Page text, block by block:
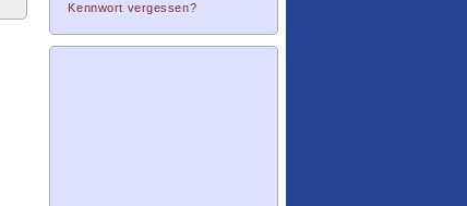
Kennwort vergessen?